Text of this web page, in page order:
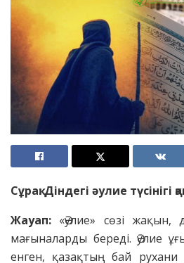
Сұрақ: Діндегі әулие түсінігі
Жауап: «Әулие» сөзі
мағыналарды береді. Әулие
енген, қазақтың бай рухани